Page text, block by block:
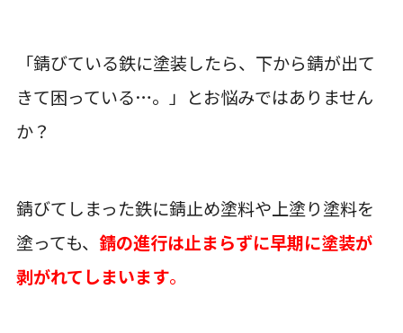
「錆びている鉄に塗装したら、下から錆が出て
きて困っている…。」とお悩みではありません
か？
錆びてしまった鉄に錆止め塗料や上塗り塗料を
塗っても、 錆の進行は止まらずに早期に塗装が
剥がれてしまいます。